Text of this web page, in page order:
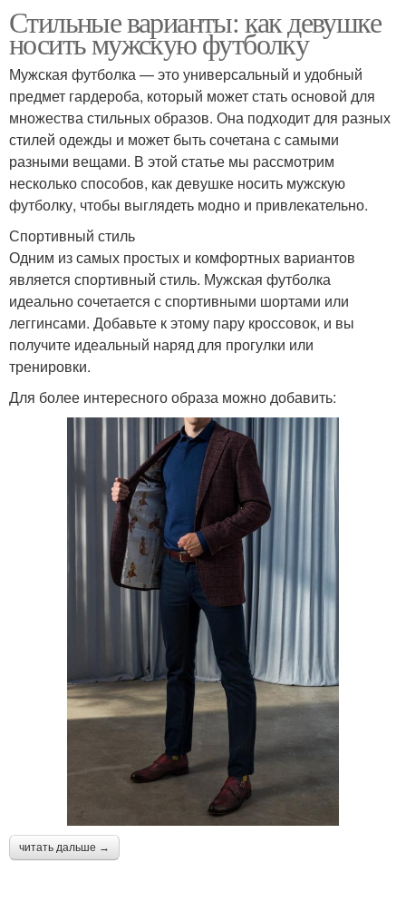
Стильные варианты: как девушке
носить мужскую футболку
Мужская футболка — это универсальный и удобный
предмет гардероба, который может стать основой для
множества стильных образов. Она подходит для разных
стилей одежды и может быть сочетана с самыми
разными вещами. В этой статье мы рассмотрим
несколько способов, как девушке носить мужскую
футболку, чтобы выглядеть модно и привлекательно.
Спортивный стиль
Одним из самых простых и комфортных вариантов
является спортивный стиль. Мужская футболка
идеально сочетается с спортивными шортами или
леггинсами. Добавьте к этому пару кроссовок, и вы
получите идеальный наряд для прогулки или
тренировки.
Для более интересного образа можно добавить:
читать дальше →